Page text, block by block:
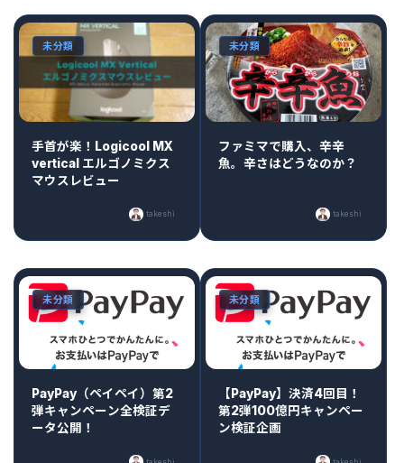
未分類
手首が楽！Logicool MX
vertical エルゴノミクス
マウスレビュー
takeshi
未分類
ファミマで購入、辛辛
魚。辛さはどうなのか？
takeshi
未分類
PayPay（ペイペイ）第2
弾キャンペーン全検証デ
ータ公開！
未分類
【PayPay】決済4回目！
第2弾100億円キャンペー
ン検証企画